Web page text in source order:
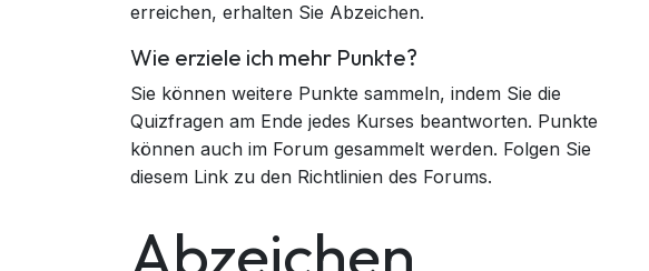
erreichen, erhalten Sie Abzeichen.
Wie erziele ich mehr Punkte?
Sie können weitere Punkte sammeln, indem Sie die
Quizfragen am Ende jedes Kurses beantworten. Punkte
können auch im Forum gesammelt werden. Folgen Sie
diesem Link zu den Richtlinien des Forums.
Abzeichen